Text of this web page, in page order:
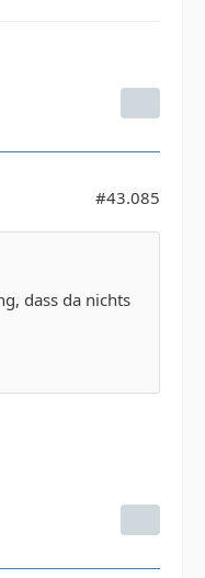
#43.085
dass da nichts